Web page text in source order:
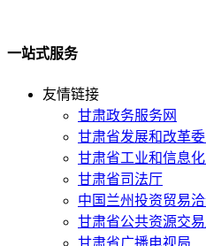
一站式服务
友情链接
甘肃政务服务网
甘肃省发展和改革
甘肃省工业和信息
甘肃省司法厅
中国兰州投资贸易
甘肃省公共资源交
甘肃省广播电视局